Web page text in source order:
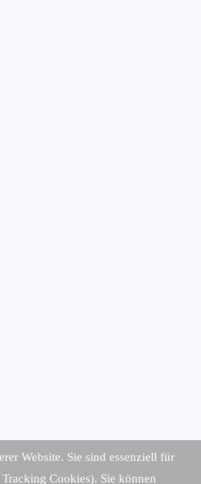
Website. Sie sind essenziell für
Cookies). Sie können